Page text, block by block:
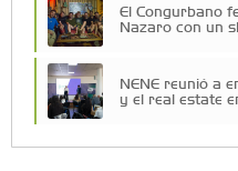
El Congurbano
Nazaro con un
NENE reunió a
y el real estate